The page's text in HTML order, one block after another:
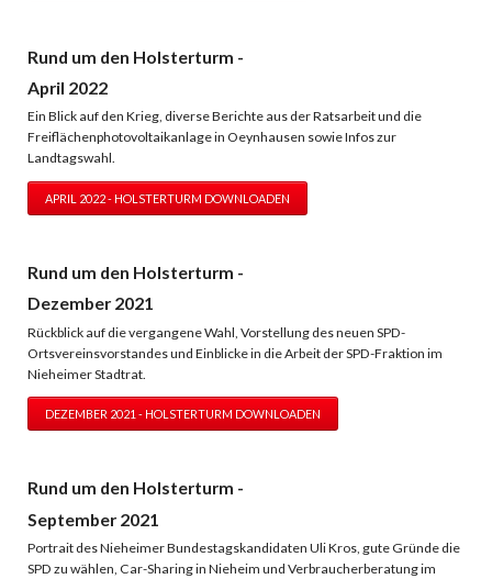
Rund um den Holsterturm -
April 2022
Ein Blick auf den Krieg, diverse Berichte aus der Ratsarbeit und die
Freiflächenphotovoltaikanlage in Oeynhausen sowie Infos zur
Landtagswahl.
APRIL 2022 - HOLSTERTURM DOWNLOADEN
Rund um den Holsterturm -
Dezember 2021
Rückblick auf die vergangene Wahl, Vorstellung des neuen SPD-
Ortsvereinsvorstandes und Einblicke in die Arbeit der SPD-Fraktion im
Nieheimer Stadtrat.
DEZEMBER 2021 - HOLSTERTURM DOWNLOADEN
Rund um den Holsterturm -
September 2021
Portrait des Nieheimer Bundestagskandidaten Uli Kros, gute Gründe die
SPD zu wählen, Car-Sharing in Nieheim und Verbraucherberatung im